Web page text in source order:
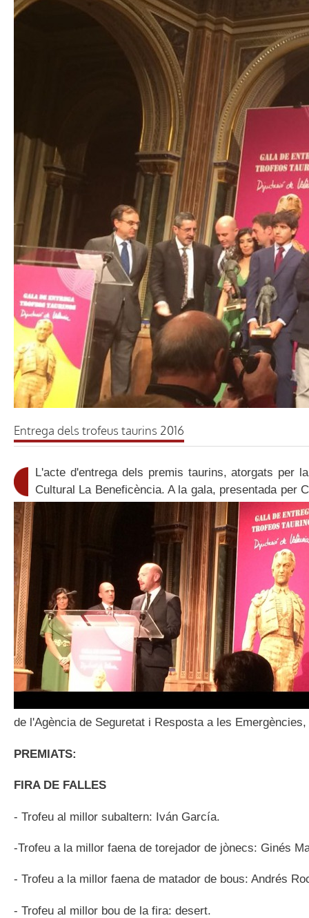
Entrega dels trofeus taurins 2016
L'acte d'entrega dels premis taurins, atorgats
Cultural La Beneficència. A la gala, presentada per
de l'Agència de Seguretat i Resposta a les
PREMIATS:
FIRA DE FALLES
- Trofeu al millor subaltern: Iván García.
-Trofeu a la millor faena de torejador de jònecs: Ginés
- Trofeu a la millor faena de matador de bous: Andrés
- Trofeu al millor bou de la fira: desert.